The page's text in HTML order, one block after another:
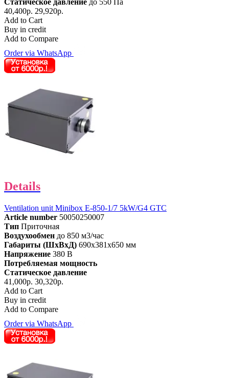
Статическое давление до 550 Па
40,400р. 29,920р.
Add to Cart
Buy in credit
Add to Compare
Order via WhatsApp
Details
Ventilation unit Minibox E-850-1/7 5kW/G4 GTC
Article number 50050250007
Тип Приточная
Воздухообмен до 850 м3/час
Габариты (ШхВхД) 690x381x650 мм
Напряжение 380 В
Потребляемая мощность
Статическое давление
41,000р. 30,320р.
Add to Cart
Buy in credit
Add to Compare
Order via WhatsApp